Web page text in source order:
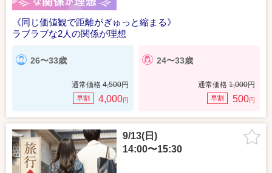
《同じ価値観で距離がぎゅっと縮まる》
ラブラブな2人の関係が理想
26〜33歳
通常価格 4,500円
早割 4,000円
24〜33歳
通常価格 1,000円
早割 500円
9/13(日)
14:00〜15:30